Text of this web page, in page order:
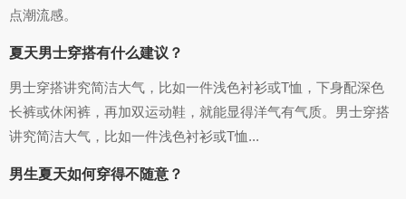
点潮流感。
夏天男士穿搭有什么建议？
男士穿搭讲究简洁大气，比如一件浅色衬衫或T恤，下身配深色
长裤或休闲裤，再加双运动鞋，就能显得洋气有气质。男士穿搭
讲究简洁大气，比如一件浅色衬衫或T恤...
男生夏天如何穿得不随意？